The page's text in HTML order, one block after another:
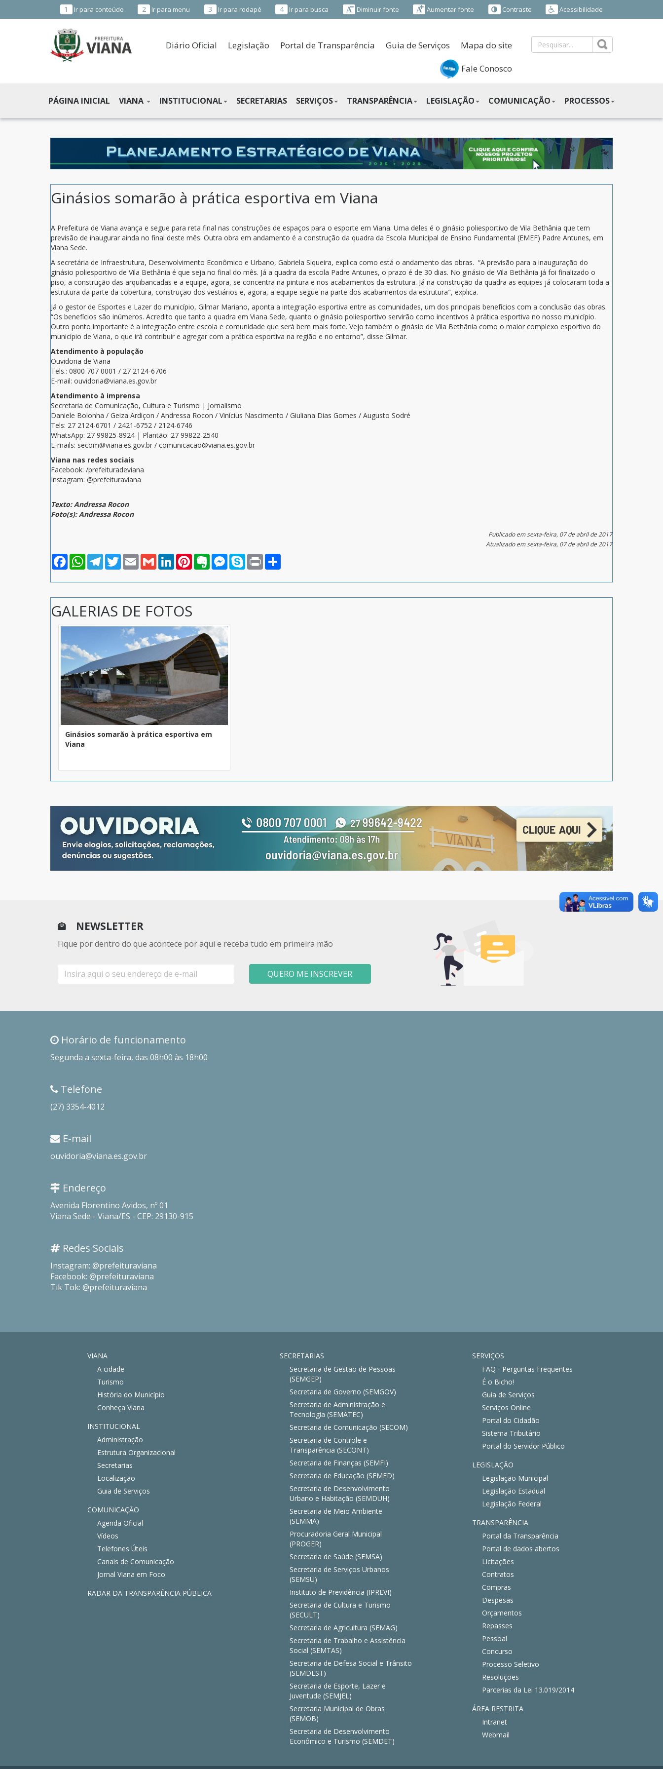
1 Ir para conteúdo 2 Ir para menu 3 Ir para rodapé 4 Ir para busca Diminuir fonte Aumentar fonte Contraste Acessibilidade
MUNICIPAL
DE
VIANA
ES
Diário Oficial Legislação Portal de Transparência Guia de Serviços Mapa do site
Fale Conosco
PÁGINA INICIAL VIANA INSTITUCIONAL SECRETARIAS SERVIÇOS TRANSPARÊNCIA LEGISLAÇÃO COMUNICAÇÃO PROCESSOS
Ginásios somarão à prática esportiva em Viana
A Prefeitura de Viana avança e segue para reta final nas construções de espaços para o esporte em Viana. Uma deles é o ginásio poliesportivo de Vila Bethânia que tem
previsão de inaugurar ainda no final deste mês. Outra obra em andamento é a construção da quadra da Escola Municipal de Ensino Fundamental (EMEF) Padre Antunes, em
Viana Sede.
A secretária de Infraestrutura, Desenvolvimento Econômico e Urbano, Gabriela Siqueira, explica como está o andamento das obras. “A previsão para a inauguração do
ginásio poliesportivo de Vila Bethânia é que seja no final do mês. Já a quadra da escola Padre Antunes, o prazo é de 30 dias. No ginásio de Vila Bethânia já foi finalizado o
piso, a construção das arquibancadas e a equipe, agora, se concentra na pintura e nos acabamentos da estrutura. Já na construção da quadra as equipes já colocaram toda a
estrutura da parte da cobertura, construção dos vestiários e, agora, a equipe segue na parte dos acabamentos da estrutura", explica.
Já o gestor de Esportes e Lazer do município, Gilmar Mariano, aponta a integração esportiva entre as comunidades, um dos principais benefícios com a conclusão das obras.
“Os benefícios são inúmeros. Acredito que tanto a quadra em Viana Sede, quanto o ginásio poliesportivo servirão como incentivos à prática esportiva no nosso município.
Outro ponto importante é a integração entre escola e comunidade que será bem mais forte. Vejo também o ginásio de Vila Bethânia como o maior complexo esportivo do
município de Viana, o que irá contribuir e agregar com a prática esportiva na região e no entorno”, disse Gilmar.
Atendimento à população
Ouvidoria de Viana
Tels.: 0800 707 0001 / 27 2124-6706
E-mail: ouvidoria@viana.es.gov.br
Atendimento à imprensa
Secretaria de Comunicação, Cultura e Turismo | Jornalismo
Daniele Bolonha / Geiza Ardiçon / Andressa Rocon / Vinícius Nascimento / Giuliana Dias Gomes / Augusto Sodré
Tels: 27 2124-6701 / 2421-6752 / 2124-6746
WhatsApp: 27 99825-8924 | Plantão: 27 99822-2540
E-mails: secom@viana.es.gov.br / comunicacao@viana.es.gov.br
Viana nas redes sociais
Facebook: /prefeituradeviana
Instagram: @prefeituraviana
Texto: Andressa Rocon
Foto(s): Andressa Rocon
Publicado em sexta-feira, 07 de abril de 2017
Atualizado em sexta-feira, 07 de abril de 2017
FacebookWhatsAppTelegramTwitterEmail Gmail LinkedInPinterestEvernoteMessenger
Skype Print
GALERIAS DE FOTOS
Ginásios somarão à prática esportiva em
Viana
NEWSLETTER
Fique por dentro do que acontece por aqui e receba tudo em primeira mão
mail
QUERO ME INSCREVER
Horário de funcionamento
Segunda a sexta-feira, das 08h00 às 18h00
Telefone
(27) 3354-4012
E-mail
ouvidoria@viana.es.gov.br
Endereço
Avenida Florentino Avidos, nº 01
Viana Sede - Viana/ES - CEP: 29130-915
Redes Sociais
Instagram: @prefeituraviana
Facebook: @prefeituraviana
Tik Tok: @prefeituraviana
VIANA
A cidade
Turismo
História do Município
Conheça Viana
INSTITUCIONAL
Administração
Estrutura Organizacional
Secretarias
Localização
Guia de Serviços
COMUNICAÇÃO
Agenda Oficial
Vídeos
Telefones Úteis
Canais de Comunicação
Jornal Viana em Foco
RADAR DA TRANSPARÊNCIA PÚBLICA
SECRETARIAS
Secretaria de Gestão de Pessoas
(SEMGEP)
Secretaria de Governo (SEMGOV)
Secretaria de Administração e
Tecnologia (SEMATEC)
Secretaria de Comunicação (SECOM)
Secretaria de Controle e
Transparência (SECONT)
Secretaria de Finanças (SEMFI)
Secretaria de Educação (SEMED)
Secretaria de Desenvolvimento
Urbano e Habitação (SEMDUH)
Secretaria de Meio Ambiente
(SEMMA)
Procuradoria Geral Municipal
(PROGER)
Secretaria de Saúde (SEMSA)
Secretaria de Serviços Urbanos
(SEMSU)
Instituto de Previdência (IPREVI)
Secretaria de Cultura e Turismo
(SECULT)
Secretaria de Agricultura (SEMAG)
Secretaria de Trabalho e Assistência
Social (SEMTAS)
Secretaria de Defesa Social e Trânsito
(SEMDEST)
Secretaria de Esporte, Lazer e
Juventude (SEMJEL)
Secretaria Municipal de Obras
(SEMOB)
Secretaria de Desenvolvimento
Econômico e Turismo (SEMDET)
SERVIÇOS
FAQ - Perguntas Frequentes
É o Bicho!
Guia de Serviços
Serviços Online
Portal do Cidadão
Sistema Tributário
Portal do Servidor Público
LEGISLAÇÃO
Legislação Municipal
Legislação Estadual
Legislação Federal
TRANSPARÊNCIA
Portal da Transparência
Portal de dados abertos
Licitações
Contratos
Compras
Despesas
Orçamentos
Repasses
Pessoal
Concurso
Processo Seletivo
Resoluções
Parcerias da Lei 13.019/2014
ÁREA RESTRITA
Intranet
Webmail